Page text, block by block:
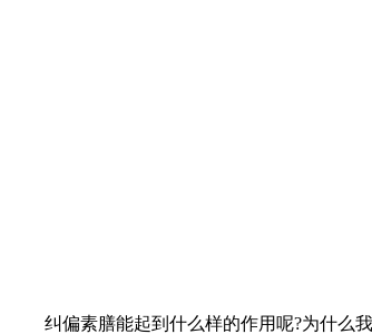
纠偏素膳能起到什么样的作用呢?为什么我